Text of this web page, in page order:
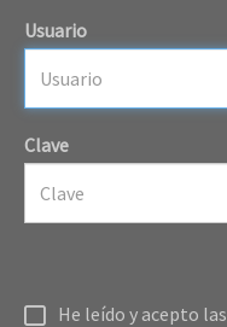
Usuario
Clave
He leído y acepto las